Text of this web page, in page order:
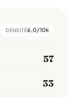
DENSITÉ6,0/10k
57
33